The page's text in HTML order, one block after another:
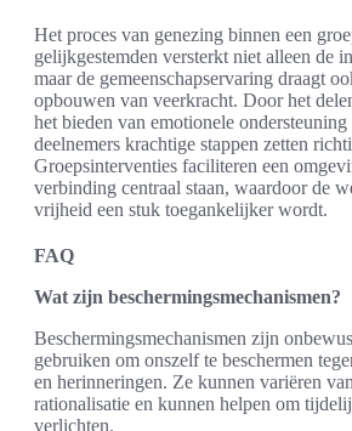
Het proces van genezing binnen een
gelijkgestemden versterkt niet alleen de
maar de gemeenschapservaring draagt
opbouwen van veerkracht. Door het
het bieden van emotionele ondersteuning
deelnemers krachtige stappen zetten
Groepsinterventies faciliteren een
verbinding centraal staan, waardoor de
vrijheid een stuk toegankelijker wordt.
FAQ
Wat zijn beschermingsmechanismen?
Beschermingsmechanismen zijn
gebruiken om onszelf te beschermen
en herinneringen. Ze kunnen variëren
rationalisatie en kunnen helpen om
verlichten.